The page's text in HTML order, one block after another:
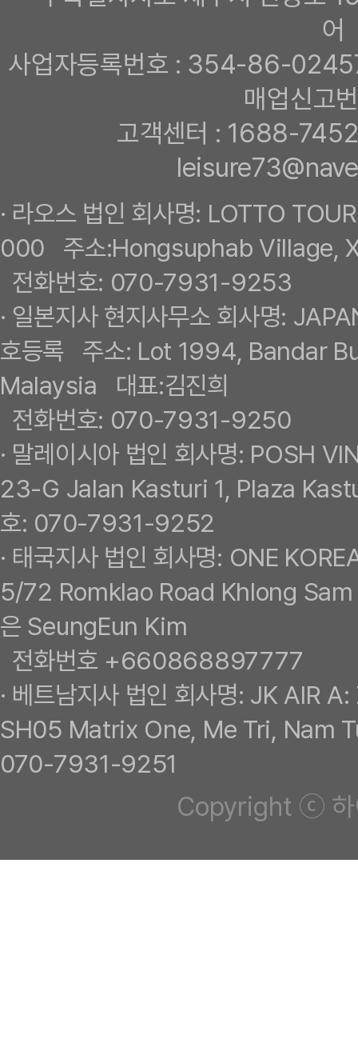
어
사업자등록번호 : 354-86-
매업신고
고객센터 : 1688-
· 라오스 법인 회사명: LOTTO
000 주소:Hongsuphab Village,
전화번호: 070-7931-9253
· 일본지사 현지사무소 회사명:
호등록 주소: Lot 1994, Bandar
Malaysia 대표:김진희
전화번호: 070-7931-9250
· 말레이시아 법인 회사명: POSH
23-G Jalan Kasturi 1, Plaza
호: 070-7931-9252
· 태국지사 법인 회사명: ONE
5/72 Romklao Road Khlong
은 SeungEun Kim
전화번호 +660868897777
· 베트남지사 법인 회사명: JK
SH05 Matrix One, Me Tri, Nam
070-7931-9251
Copyright ⓒ 하